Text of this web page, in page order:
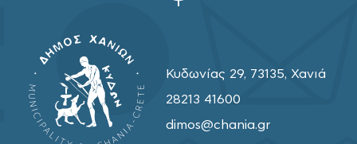
Κυδωνίας 29, 73135, Χανιά
28213 41600
dimos@chania.gr